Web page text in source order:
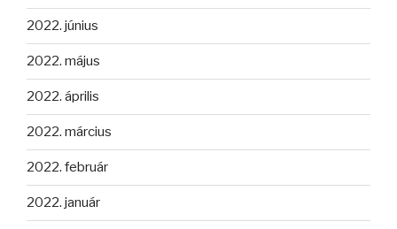
2022. június
2022. május
2022. április
2022. március
2022. február
2022. január